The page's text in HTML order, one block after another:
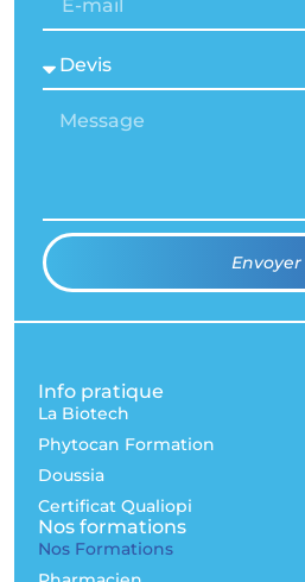
Envoyer
Info pratique
La Biotech
Phytocan Formation
Doussia
Certificat Qualiopi
Nos formations
Nos Formations